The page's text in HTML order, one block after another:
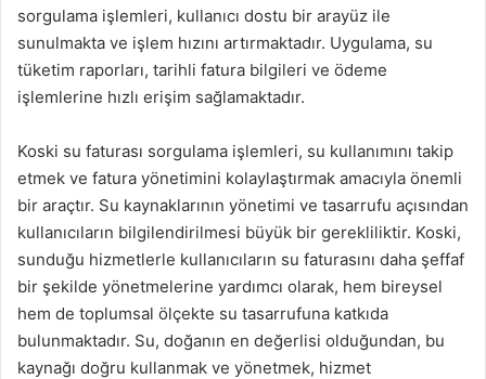
sorgulama işlemleri, kullanıcı dostu bir arayüz ile
sunulmakta ve işlem hızını artırmaktadır. Uygulama, su
tüketim raporları, tarihli fatura bilgileri ve ödeme
işlemlerine hızlı erişim sağlamaktadır.
Koski su faturası sorgulama işlemleri, su kullanımını takip
etmek ve fatura yönetimini kolaylaştırmak amacıyla önemli
bir araçtır. Su kaynaklarının yönetimi ve tasarrufu açısından
kullanıcıların bilgilendirilmesi büyük bir gerekliliktir. Koski,
sunduğu hizmetlerle kullanıcıların su faturasını daha şeffaf
bir şekilde yönetmelerine yardımcı olarak, hem bireysel
hem de toplumsal ölçekte su tasarrufuna katkıda
bulunmaktadır. Su, doğanın en değerlisi olduğundan, bu
kaynağı doğru kullanmak ve yönetmek, hizmet